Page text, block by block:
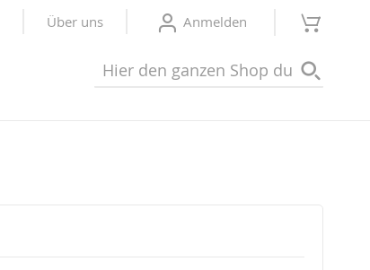
Über uns Anmelden